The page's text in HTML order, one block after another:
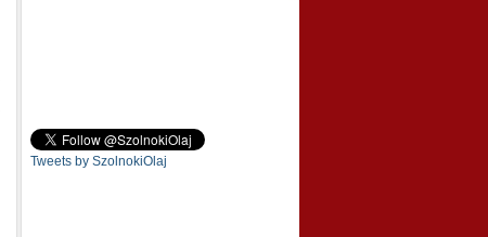
Tweets by SzolnokiOlaj